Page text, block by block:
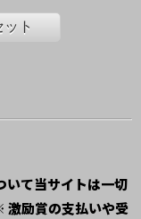
ット
いて当サイトは一切
励賞の支払いや受